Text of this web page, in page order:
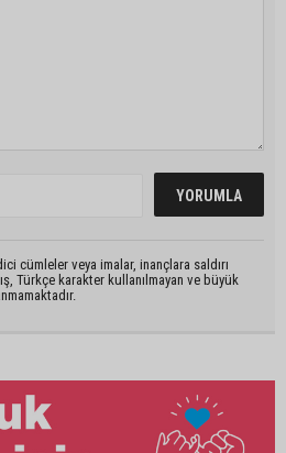
cümleler veya imalar, inançlara saldırı
Türkçe karakter kullanılmayan ve büyük